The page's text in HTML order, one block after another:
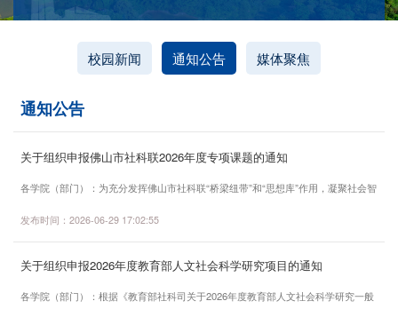
校园新闻 通知公告 媒体聚焦
通知公告
关于组织申报佛山市社科联2026年度专项课题的通知
各学院（部门）：为充分发挥佛山市社科联“桥梁纽带”和“思想库”作用，凝聚社会智
山市社科联面向全市各单位广泛征集了课题需求，并已完成遴选工作。现将有关课
（或课题负责人）应能组建团队，承担和负责组织、指导课题的实施或能承担具体
研究任务；坚持正确的政治方...
发布时间：2026-06-29 17:02:55
关于组织申报2026年度教育部人文社会科学研究项目的通知
各学院（部门）：根据《教育部社科司关于2026年度教育部人文社会科学研究一般